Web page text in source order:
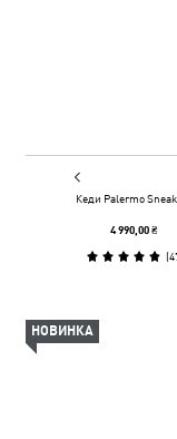
Кеди Palermo
4 990,00 ₴
(
НОВИНКА